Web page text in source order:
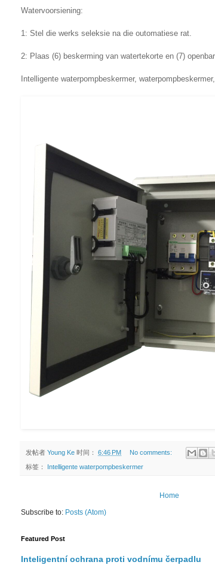
Watervoorsiening:
1: Stel die werks seleksie na die outomatiese rat.
2: Plaas (6) beskerming van watertekorte en (7)
Intelligente waterpompbeskermer,
发帖者 Young Ke 时间： 6:46 PM No comments:
标签： Intelligente waterpompbeskermer
Home
Subscribe to: Posts (Atom)
Featured Post
Inteligentní ochrana proti vodnímu čerpadlu